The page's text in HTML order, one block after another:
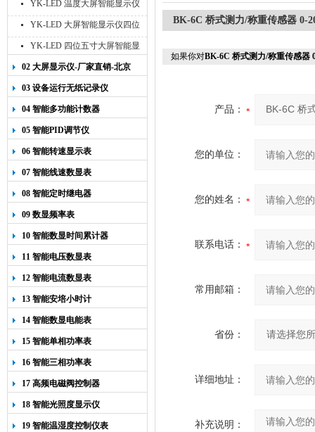
YK-LED 温度大屏智能显示仪
四位十寸
YK-LED 大屏智能显示仪四位
八寸
YK-LED 四位五寸大屏智能显
示仪
02 大屏显示仪-厂家直销-北京
宇科泰吉
03 设备运行无纸记录仪
04 智能多功能计数器
05 智能PID调节仪
06 智能转速显示表
07 智能线速数显表
08 智能定时继电器
09 数显频率表
10 智能数显时间累计器
11 智能电压数显表
12 智能电流数显表
13 智能安培小时计
14 智能数显电能表
15 智能单相功率表
16 智能三相功率表
17 高频电磁阀控制器
18 智能光照度显示仪
19 智能温湿度控制仪表
BK-6C 桥式测力/称重传感器 0-
如果你对BK-6C 桥式测力/称重传感器
产品：
您的单位：
您的姓名：
联系电话：
常用邮箱：
省份：
详细地址：
补充说明：